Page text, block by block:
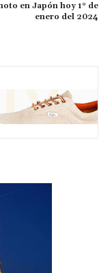
en Japón hoy 1° de
enero del 2024